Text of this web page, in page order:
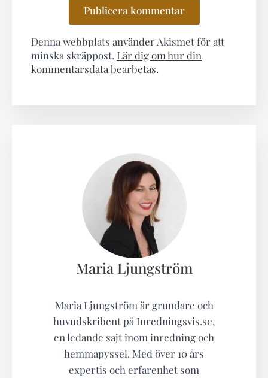
Denna webbplats använder Akismet för att
minska skräppost. Lär dig om hur din
kommentarsdata bearbetas.
Maria Ljungström
Maria Ljungström är grundare och
huvudskribent på Inredningsvis.se,
en ledande sajt inom inredning och
hemmapyssel. Med över 10 års
expertis och erfarenhet som